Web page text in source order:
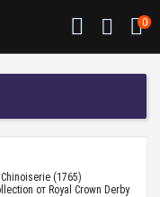
0
(1765)
от Royal Crown Derby